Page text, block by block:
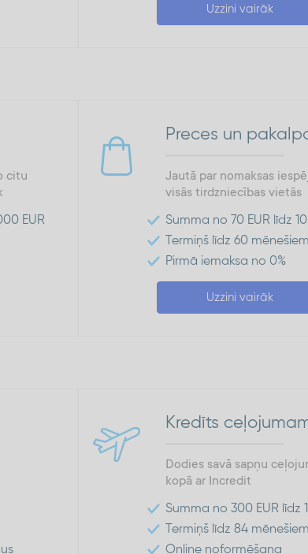
Uzzini vairāk
citu
EUR
Preces un
Jautā par nomaksas
visās tirdzniecības vietās
Summa no 70 EUR līdz
Termiņš līdz 60 mēnešiem
Pirmā iemaksa no 0%
Uzzini vairāk
Kredīts
Dodies savā sapņu
kopā ar Incredit
Summa no 300 EUR līdz
Termiņš līdz 84 mēnešiem
Online noformēšana